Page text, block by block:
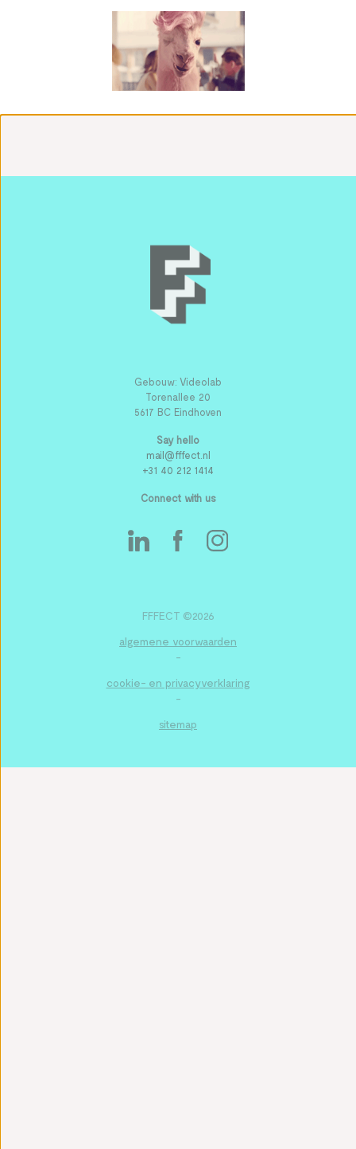
Gebouw: Videolab
Torenallee 20
5617 BC Eindhoven
Say hello
mail@fffect.nl
+31 40 212 1414
Connect with us
FFFECT ©2026
algemene voorwaarden
-
cookie- en privacyverklaring
-
sitemap